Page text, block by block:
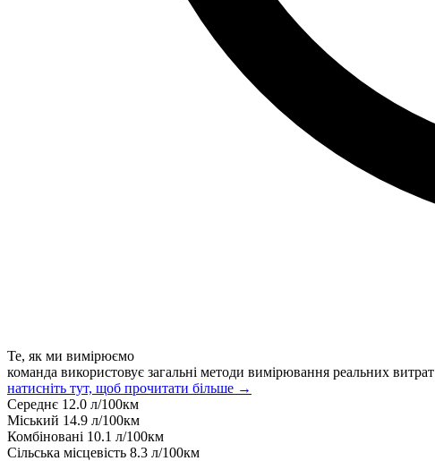
Те, як ми вимірюємо
команда використовує загальні методи вимірювання реальних витрат
натисніть тут, щоб прочитати більше →
Середнє 12.0 л/100км
Міський 14.9 л/100км
Комбіновані 10.1 л/100км
Сільська місцевість 8.3 л/100км